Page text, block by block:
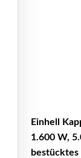
Einhell
1.600 W,